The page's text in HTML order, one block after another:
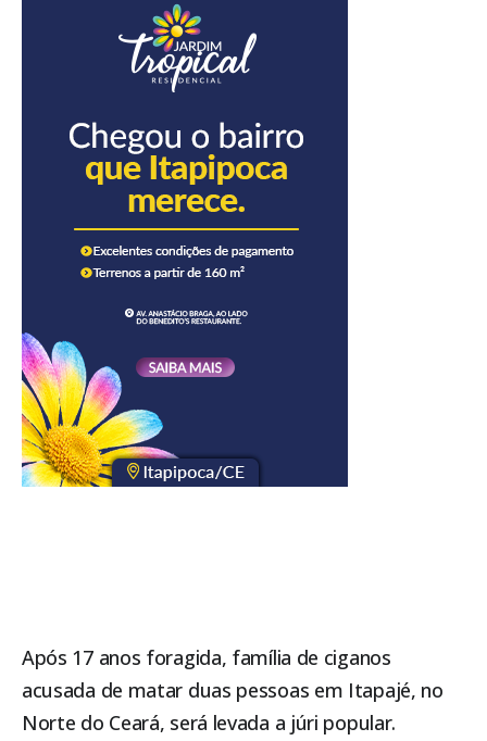
Após 17 anos foragida, família de ciganos
acusada de matar duas pessoas em Itapajé, no
Norte do Ceará, será levada a júri popular.